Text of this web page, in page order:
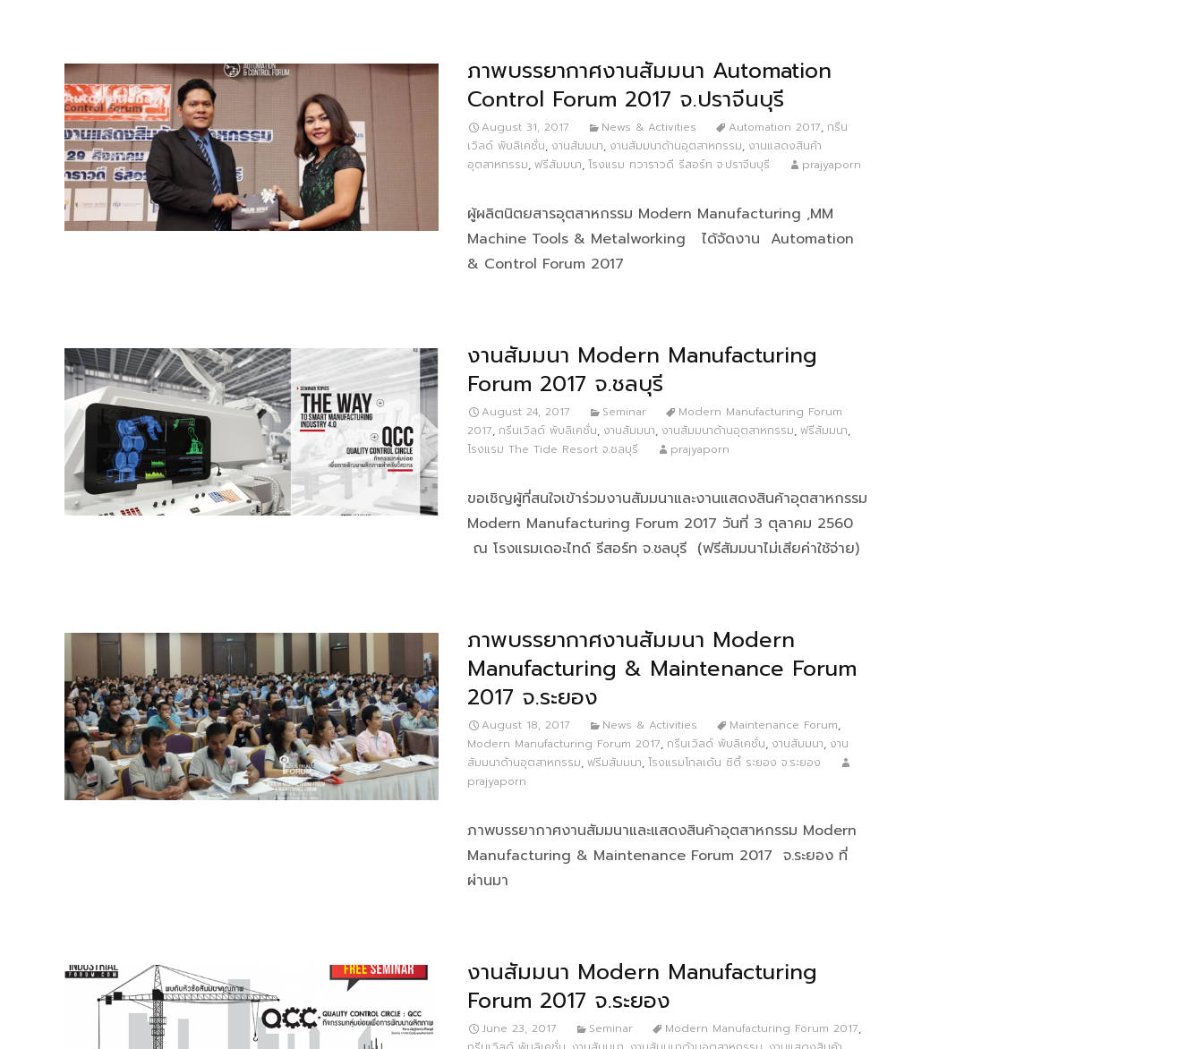
ภาพบรรยากาศงานสัมมนา Automation
Control Forum 2017 จ.ปราจีนบุรี
August 31, 2017 News & Activities Automation 2017, กรีน
เวิลด์ พับลิเคชั่น, งานสัมมนา, งานสัมมนาด้านอุตสาหกรรม, งานแสดงสินค้า
อุตสาหกรรม, ฟรีสัมมนา, โรงแรม ทวาราวดี รีสอร์ท จ.ปราจีนบุรี prajyaporn
ผู้ผลิตนิตยสารอุตสาหกรรม Modern Manufacturing ,MM
Machine Tools & Metalworking ได้จัดงาน Automation
& Control Forum 2017
งานสัมมนา Modern Manufacturing
Forum 2017 จ.ชลบุรี
August 24, 2017 Seminar
Modern Manufacturing Forum
2017, กรีนเวิลด์ พับลิเคชั่น, งานสัมมนา, งานสัมมนาด้านอุตสาหกรรม, ฟรีสัมมนา,
โรงแรม The Tide Resort จ.ชลบุรี
prajyaporn
ขอเชิญผู้ที่สนใจเข้าร่วมงานสัมมนาและงานแสดงสินค้าอุตสาหกรรม
Modern Manufacturing Forum 2017 วันที่ 3 ตุลาคม 2560
ณ โรงแรมเดอะไทด์ รีสอร์ท จ.ชลบุรี (ฟรีสัมมนาไม่เสียค่าใช้จ่าย)
ภาพบรรยากาศงานสัมมนา Modern
Manufacturing & Maintenance Forum
2017 จ.ระยอง
August 18, 2017 News & Activities Maintenance Forum,
Modern Manufacturing Forum 2017, กรีนเวิลด์ พับลิเคชั่น, งานสัมมนา, งาน
สัมมนาด้านอุตสาหกรรม, ฟรีมสัมมนา, โรงแรมโกลเด้น ซิตี้ ระยอง จ.ระยอง
prajyaporn
ภาพบรรยากาศงานสัมมนาและแสดงสินค้าอุตสาหกรรม Modern
Manufacturing & Maintenance Forum 2017 จ.ระยอง ที่
ผ่านมา
งานสัมมนา Modern Manufacturing
Forum 2017 จ.ระยอง
June 23, 2017 Seminar Modern Manufacturing Forum 2017,